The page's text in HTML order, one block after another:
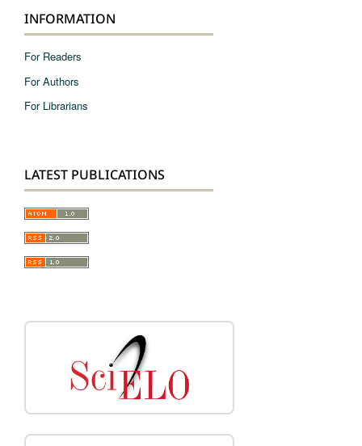
INFORMATION
For Readers
For Authors
For Librarians
LATEST PUBLICATIONS